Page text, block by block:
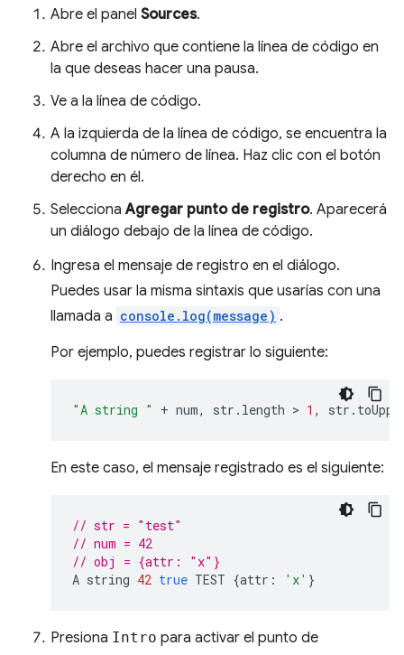
Abre el panel Sources.
Abre el archivo que contiene la línea de código en
la que deseas hacer una pausa.
Ve a la línea de código.
A la izquierda de la línea de código, se encuentra la
columna de número de línea. Haz clic con el botón
derecho en él.
SeleccionaAgregar punto de registro. Aparecerá
un diálogo debajo de la línea de código.
Ingresa el mensaje de registro en el diálogo.
Puedes usar la misma sintaxis que usarías con una
llamada a console.log(message) .
Por ejemplo, puedes registrar lo siguiente:
"A string " + num, str . length > 1 , str .
En este caso, el mensaje registrado es el siguiente:
// str = "test"
// num = 42
// obj = {attr: "x"}
A string 42 true TEST {attr : 'x' }
Presiona Intro para activar el punto de